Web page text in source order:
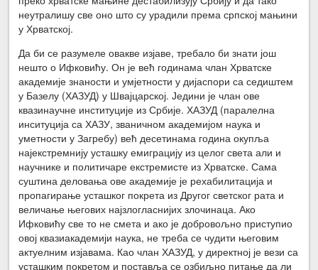
неутралишу све оно што су урадили према српској мањини
у Хрватској.
Да би се разумеле овакве изјаве, требало би знати још
нешто о Ифковићу. Он је већ годинама члан Хрватске
академије знаности и умјетности у дијаспори са седиштем
у Базелу (ХАЗУД) у Швајцарској. Једини је члан ове
квазинаучне институције из Србије. ХАЗУД (паралелна
инситуција са ХАЗУ, званичном академијом наука и
уметности у Загребу) већ десетинама година окупља
најекстремнију усташку емиграцију из целог света али и
научнике и политичаре екстремисте из Хрватске. Сама
суштина деловања ове академије је рехабилитација и
пропагирање усташког покрета из Другог светског рата и
величање његових најзлогласнијих злочинаца. Ако
Ифковићу све то не смета и ако је добровољно приступио
овој квазиакадемији наука, не треба се чудити његовим
актуелним изјавама. Као члан ХАЗУД, у директној је вези са
усташким покретом и поставља се озбиљно питање да ли